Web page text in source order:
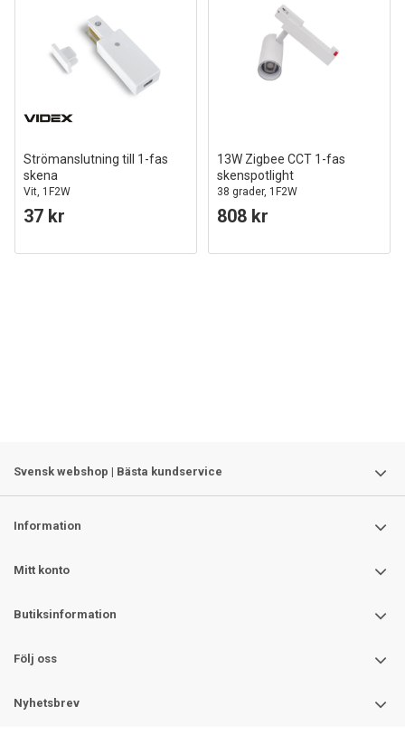
Strömanslutning till 1-fas
skena
Vit, 1F2W
37 kr
13W Zigbee CCT 1-fas
skenspotlight
38 grader, 1F2W
808 kr
Svensk webshop | Bästa kundservice
Information
Mitt konto
Butiksinformation
Följ oss
Nyhetsbrev